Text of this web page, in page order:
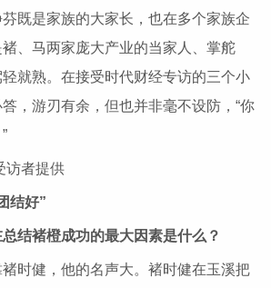
既是家族的大家长，也在多个家族企
、马两家庞大产业的当家人、掌舵
就熟。在接受时代财经专访的三个小
，游刃有余，但也并非毫不设防，“你
访者提供
结好”
结褚橙成功的最大因素是什么？
时健，他的名声大。褚时健在玉溪把